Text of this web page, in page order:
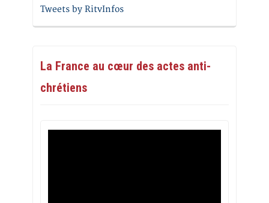
Tweets by RitvInfos
La France au cœur des actes anti-
chrétiens